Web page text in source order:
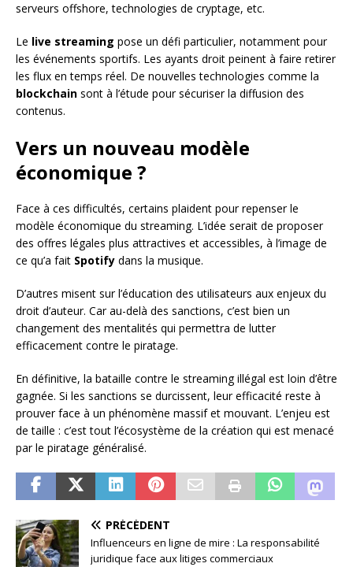
serveurs offshore, technologies de cryptage, etc.
Le live streaming pose un défi particulier, notamment pour
les événements sportifs. Les ayants droit peinent à faire retirer
les flux en temps réel. De nouvelles technologies comme la
blockchain sont à l’étude pour sécuriser la diffusion des
contenus.
Vers un nouveau modèle
économique ?
Face à ces difficultés, certains plaident pour repenser le
modèle économique du streaming. L’idée serait de proposer
des offres légales plus attractives et accessibles, à l’image de
ce qu’a fait Spotify dans la musique.
D’autres misent sur l’éducation des utilisateurs aux enjeux du
droit d’auteur. Car au-delà des sanctions, c’est bien un
changement des mentalités qui permettra de lutter
efficacement contre le piratage.
En définitive, la bataille contre le streaming illégal est loin d’être
gagnée. Si les sanctions se durcissent, leur efficacité reste à
prouver face à un phénomène massif et mouvant. L’enjeu est
de taille : c’est tout l’écosystème de la création qui est menacé
par le piratage généralisé.
PRÉCÉDENT
Influenceurs en ligne de mire : La responsabilité
juridique face aux litiges commerciaux